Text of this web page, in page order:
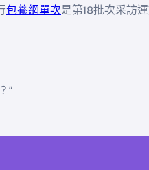
包養網單次是第18批次采訪
”